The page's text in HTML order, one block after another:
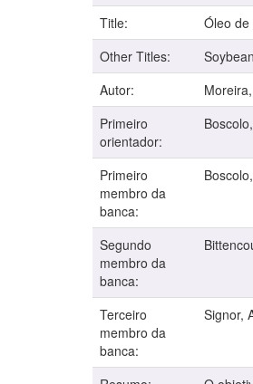
Title:
Óleo
Other Titles:
Autor:
Primeiro
orientador:
Primeiro
membro da
banca:
Segundo
membro da
banca:
Terceiro
membro da
banca:
Signor,